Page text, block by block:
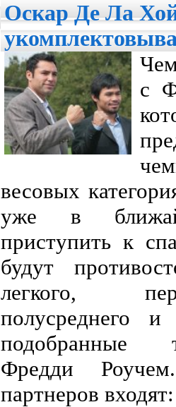
Оскар Де Ла
с
весовых
уже в
приступить к
будут
легкого,
полусреднего и
подобранные
Фредди
партнеров входят: